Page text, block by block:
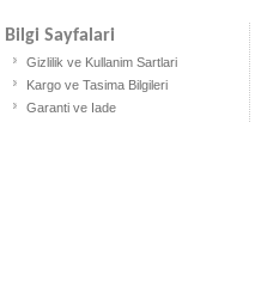
Bilgi Sayfalari
Gizlilik ve Kullanim Sartlari
Kargo ve Tasima Bilgileri
Garanti ve Iade